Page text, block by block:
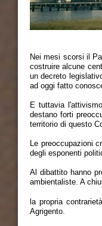
Nei mesi scorsi il
costruire alcune
un decreto
ad oggi fatto
E tuttavia
destano forti
territorio di questo
Le preoccupazioni
degli esponenti
Al dibattito hanno
ambientaliste. A
la propria
Agrigento.